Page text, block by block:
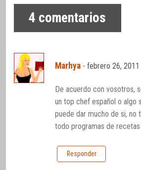
4 comentarios
Marhya -febrero 26, 2011
De acuerdo con vosotros,
un top chef español o algo
puede dar mucho de si, no
todo programas de recetas
Responder